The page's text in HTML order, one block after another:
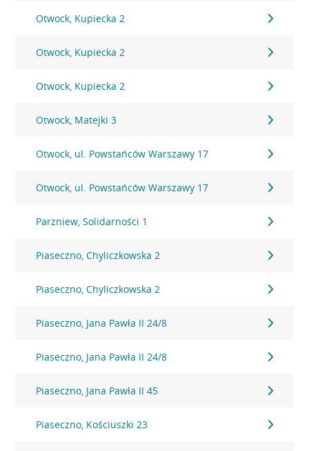
Otwock, Kupiecka 2
Otwock, Kupiecka 2
Otwock, Kupiecka 2
Otwock, Matejki 3
Otwock, ul. Powstańców Warszawy 17
Otwock, ul. Powstańców Warszawy 17
Parzniew, Solidarności 1
Piaseczno, Chyliczkowska 2
Piaseczno, Chyliczkowska 2
Piaseczno, Jana Pawła II 24/8
Piaseczno, Jana Pawła II 24/8
Piaseczno, Jana Pawła II 45
Piaseczno, Kościuszki 23